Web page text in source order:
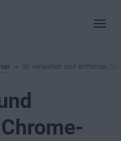
So verwalten und entfernen